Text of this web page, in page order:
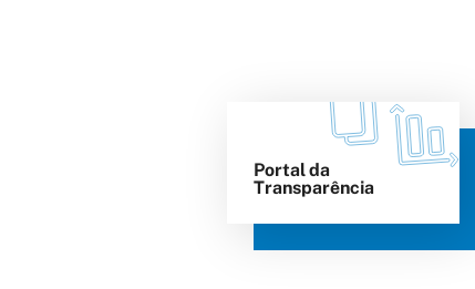
Portal da
Transparência